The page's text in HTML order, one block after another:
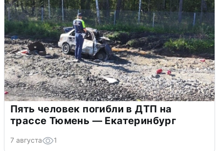
Пять человек погибли в ДТП на
трассе Тюмень — Екатеринбург
7 августа 1